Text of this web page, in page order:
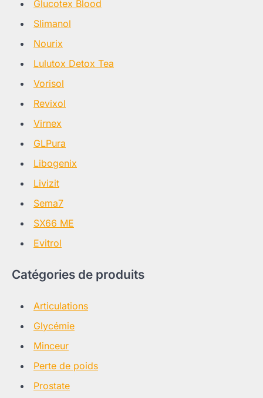
Glucotex Blood
Slimanol
Nourix
Lulutox Detox Tea
Vorisol
Revixol
Virnex
GLPura
Libogenix
Livizit
Sema7
SX66 ME
Evitrol
Catégories de produits
Articulations
Glycémie
Minceur
Perte de poids
Prostate